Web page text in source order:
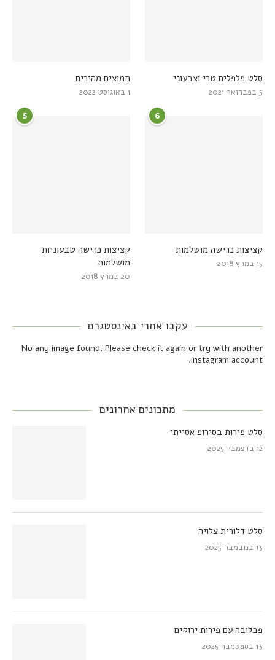
חמוצים מהירים
1 באוגוסט 2022
סלט פלפלים טרי וצבעוני
5 בפברואר 2021
5
קציצות כרישה טבעוניות
מושלמות
20 במרץ 2018
6
קציצות כרישה מושלמות
15 במרץ 2018
עקבו אחרי באינסטגרם
No any image found. Please check it again or try with another
instagram account.
מתכונים אחרונים
סלט פירות בסירופ אסייתי
12 בדצמבר 2025
סלט דלורית צלויה
13 בנובמבר 2025
פבלובה עם פירות ירוקים
13 בספטמבר 2025